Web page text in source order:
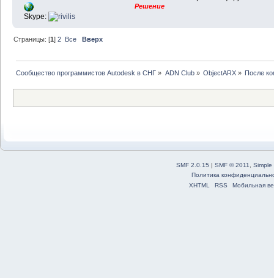
Skype:
Решение
Страницы: [1]2 Все Вверх
Сообщество программистов Autodesk в СНГ » ADN Club» ObjectARX» После
SMF 2.0.15 | SMF © 2011
Simple
Политика
XHTML
RSS Мобильная